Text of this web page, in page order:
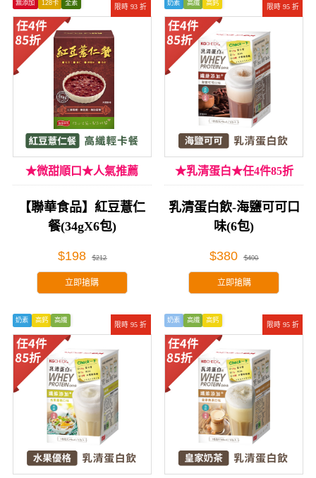
限時 93 折
無添加 128卡 全素
★微甜順口★人氣推薦
【聯華食品】紅豆薏仁
餐(34gX6包)
$198 $212
立即搶購
限時 95 折
奶素 高纖 高鈣
★乳清蛋白★任4件85折
乳清蛋白飲-海鹽可可口
味(6包)
$380 $400
立即搶購
限時 95 折
奶素 高鈣 高纖
限時 95 折
奶素 高纖 高鈣